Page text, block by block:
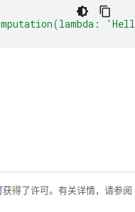
获得了许可。有关详情，请参阅